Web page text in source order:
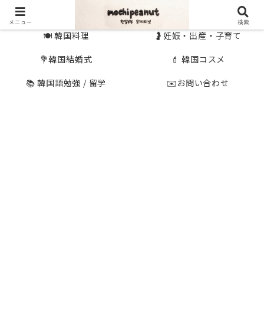
🍽 韓国料理
🤰妊娠・出産・子育て
💐韓国結婚式
💄 韓国コスメ
📚 韓国語勉強 / 留学
✉️お問い合わせ
メニュー 検索